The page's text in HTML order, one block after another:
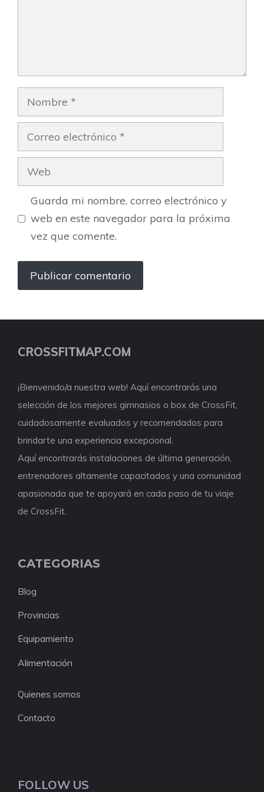
Nombre
Correo
electrónico
Web
Guarda mi nombre, correo electrónico y
web en este navegador para la próxima
vez que comente.
CROSSFITMAP.COM
¡Bienvenido/a nuestra web! Aquí encontrarás una
selección de los mejores gimnasios o box de CrossFit,
cuidadosamente evaluados y recomendados para
brindarte una experiencia excepcional.
Aquí encontrarás instalaciones de última generación,
entrenadores altamente capacitados y una comunidad
apasionada que te apoyará en cada paso de tu viaje
de CrossFit.
CATEGORIAS
Blog
Provincias
Equipamiento
Alimentación
Quienes somos
Contacto
FOLLOW US